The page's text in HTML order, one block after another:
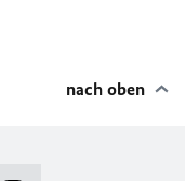
nach oben